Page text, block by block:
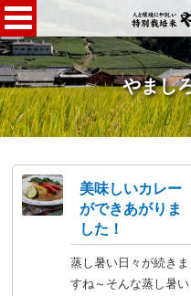
やまし
美味しいカレー
ができあがりま
した！
蒸し暑い日々が続きま
すね～そんな蒸し暑い